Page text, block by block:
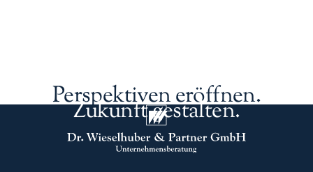
Perspektiven eröffnen.
Zukunft gestalten.